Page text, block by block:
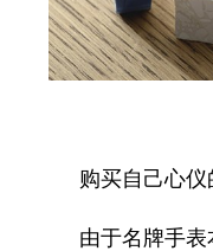
购买自己心仪
由于名牌手表